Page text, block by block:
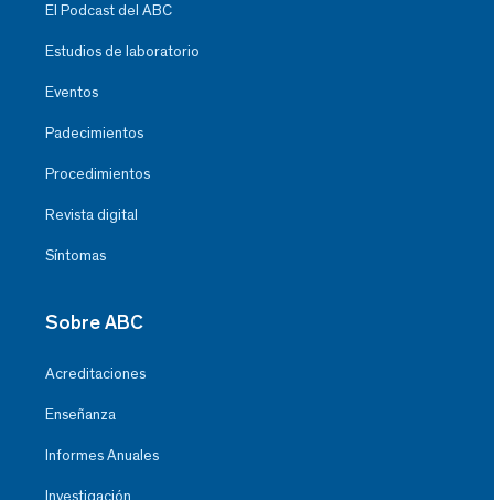
El Podcast del ABC
Estudios de laboratorio
Eventos
Padecimientos
Procedimientos
Revista digital
Síntomas
Sobre ABC
Acreditaciones
Enseñanza
Informes Anuales
Investigación